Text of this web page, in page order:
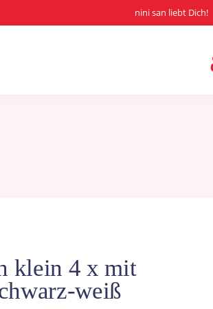
nini san liebt Dich!
klein 4 x mit
weiß